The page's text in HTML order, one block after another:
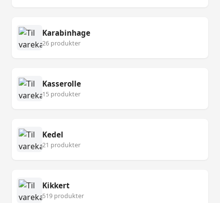
Karabinhage
26 produkter
Kasserolle
15 produkter
Kedel
21 produkter
Kikkert
519 produkter